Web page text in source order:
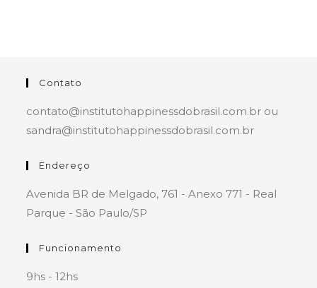
Contato
contato@institutohappinessdobrasil.com.br ou
sandra@institutohappinessdobrasil.com.br
Endereço
Avenida BR de Melgado, 761 - Anexo 771 - Real
Parque - São Paulo/SP
Funcionamento
9hs - 12hs